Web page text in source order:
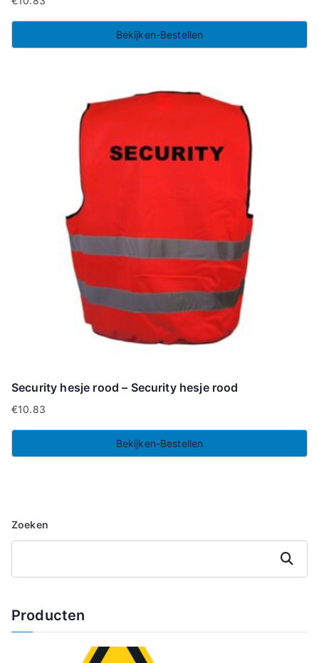
Bekijken-Bestellen
Security hesje rood – Security hesje rood
€10.83
Bekijken-Bestellen
Zoeken
Zoeken
Producten